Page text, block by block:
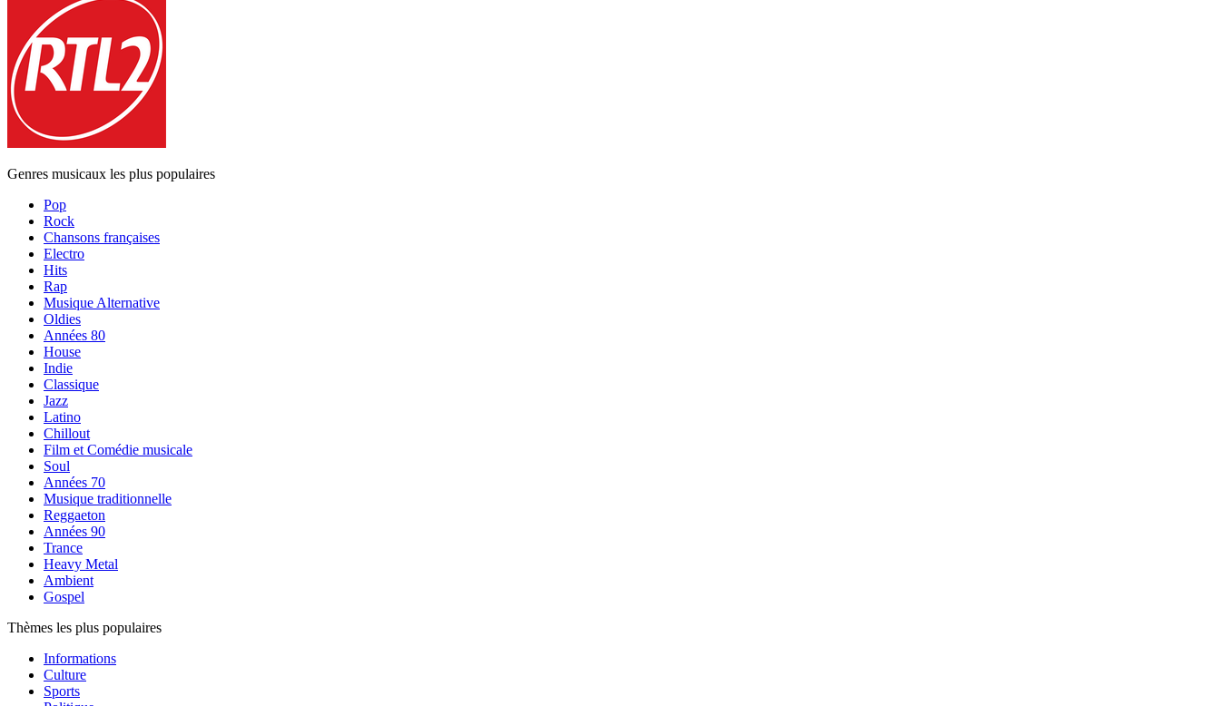
Genres musicaux les plus populaires
Pop
Rock
Chansons françaises
Electro
Hits
Rap
Musique Alternative
Oldies
Années 80
House
Indie
Classique
Jazz
Latino
Chillout
Film et Comédie musicale
Soul
Années 70
Musique traditionnelle
Reggaeton
Années 90
Trance
Heavy Metal
Ambient
Gospel
Thèmes les plus populaires
Informations
Culture
Sports